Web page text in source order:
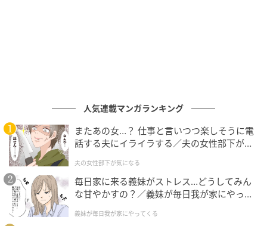
ベビーカレンダー
人気連載マンガランキング
またあの女…？ 仕事と言いつつ楽しそうに電
話する夫にイライラする／夫の女性部下が気
夫の女性部下が気になる
毎日家に来る義妹がストレス…どうしてみん
な甘やかすの？／義妹が毎日我が家にやって
が】
義妹が毎日我が家にやってくる